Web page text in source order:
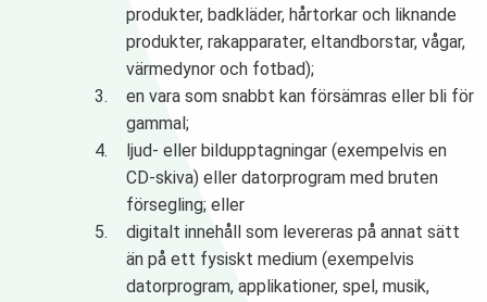
produkter, badkläder, hårtorkar och liknande
produkter, rakapparater, eltandborstar, vågar,
värmedynor och fotbad);
en vara som snabbt kan försämras eller bli för
gammal;
ljud- eller bildupptagningar (exempelvis en
CD-skiva) eller datorprogram med bruten
försegling; eller
digitalt innehåll som levereras på annat sätt
än på ett fysiskt medium (exempelvis
datorprogram, applikationer, spel, musik,